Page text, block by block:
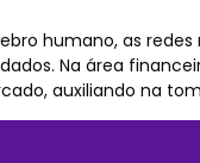
humano, as
Na área
auxiliando na